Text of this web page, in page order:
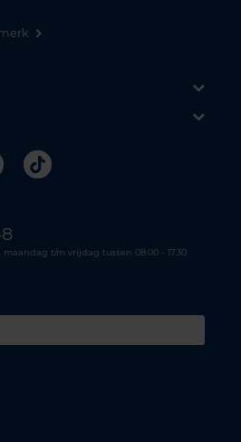
Tiktok
t/m vrijdag tussen 08.00 - 17.30